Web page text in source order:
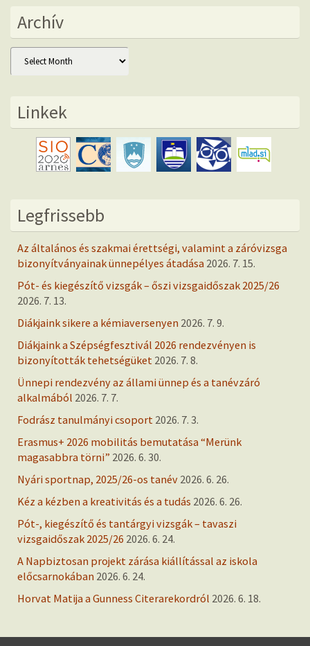
Archív
Archív
Linkek
Legfrissebb
Az általános és szakmai érettségi, valamint a záróvizsga
bizonyítványainak ünnepélyes átadása 2026. 7. 15.
Pót- és kiegészítő vizsgák – őszi vizsgaidőszak 2025/26
2026. 7. 13.
Diákjaink sikere a kémiaversenyen 2026. 7. 9.
Diákjaink a Szépségfesztivál 2026 rendezvényen is
bizonyították tehetségüket 2026. 7. 8.
Ünnepi rendezvény az állami ünnep és a tanévzáró
alkalmából 2026. 7. 7.
Fodrász tanulmányi csoport 2026. 7. 3.
Erasmus+ 2026 mobilitás bemutatása “Merünk
magasabbra törni” 2026. 6. 30.
Nyári sportnap, 2025/26-os tanév 2026. 6. 26.
Kéz a kézben a kreativitás és a tudás 2026. 6. 26.
Pót-, kiegészítő és tantárgyi vizsgák – tavaszi
vizsgaidőszak 2025/26 2026. 6. 24.
A Napbiztosan projekt zárása kiállítással az iskola
előcsarnokában 2026. 6. 24.
Horvat Matija a Gunness Citerarekordról 2026. 6. 18.